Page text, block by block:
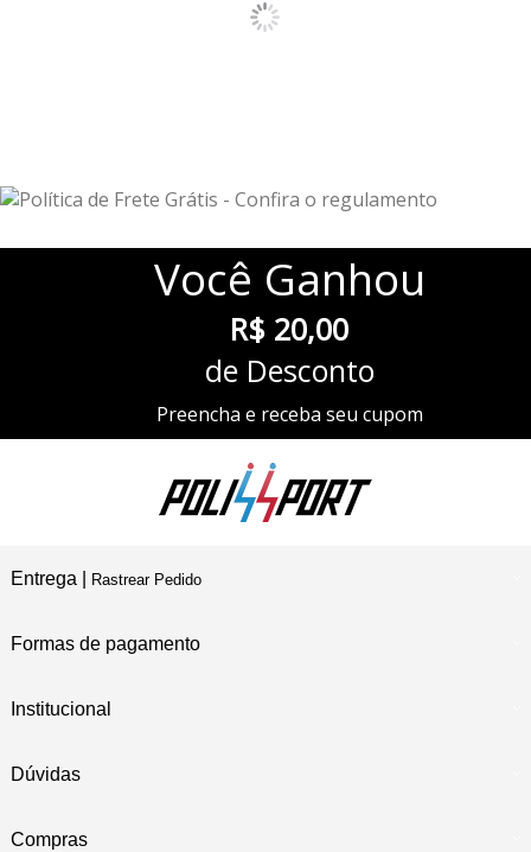
Você Ganhou
R$ 20,00
de Desconto
Preencha e receba seu cupom
Entrega | Rastrear Pedido
Formas de pagamento
Institucional
Dúvidas
Compras